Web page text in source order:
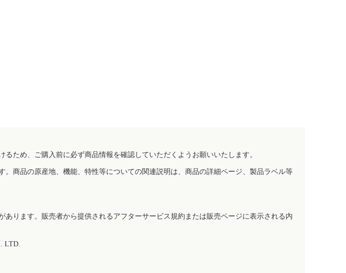
ため、ご購入前に必ず商品情報を確認していただくようお願いいたします。
商品の原産地、機能、特性等についての関連説明は、商品の詳細ページ、製品ラベル等
ります。販売者から提供されるアフターサービス規約または販売ページに表示される内
LTD.